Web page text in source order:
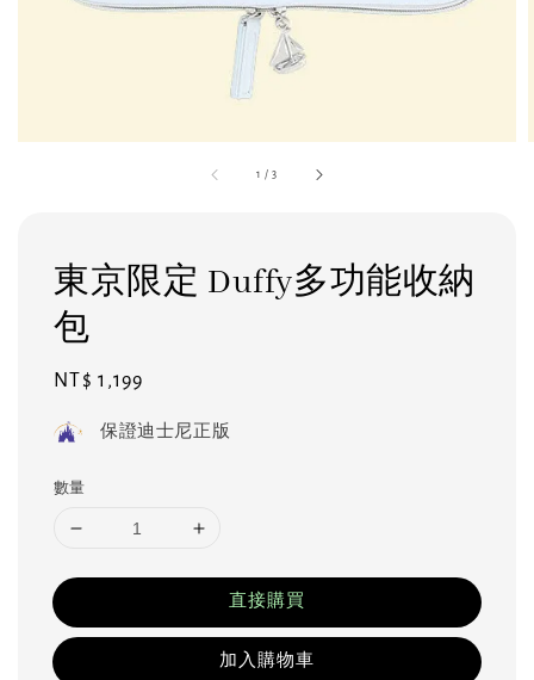
1 /3
東京限定 Duffy多功能收納
包
Regular
NT$ 1,199
保證迪士尼正版
數量
直接購買
加入購物車